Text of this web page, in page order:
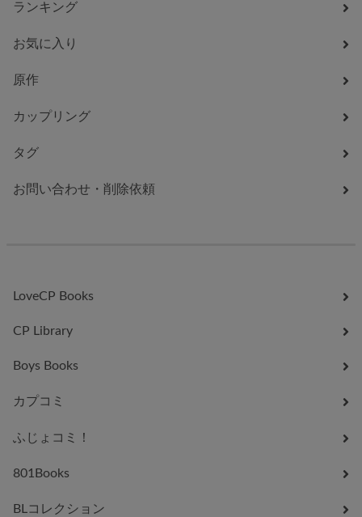
ランキング
お気に入り
原作
カップリング
タグ
お問い合わせ・削除依頼
LoveCP Books
CP Library
Boys Books
カプコミ
ふじょコミ！
801Books
BLコレクション